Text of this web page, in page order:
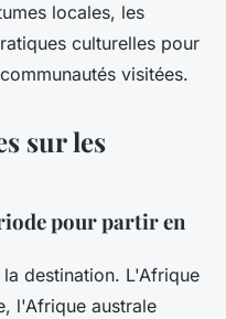
locales, les
culturelles pour
visitées.
sur les
pour partir en
destination. L'Afrique
l'Afrique australe